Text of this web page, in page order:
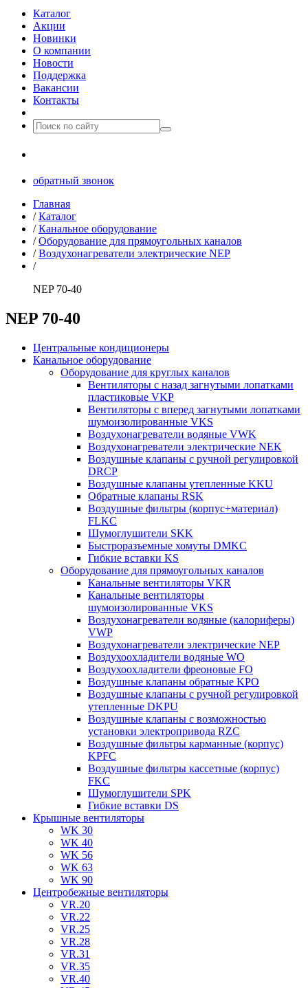
Каталог
Акции
Новинки
О компании
Новости
Поддержка
Вакансии
Контакты
обратный звонок
Главная
/Каталог
/Канальное оборудование
/Оборудование для прямоугольных каналов
/Воздухонагреватели электрические NEP
/
NEP 70-40
NEP 70-40
Центральные кондиционеры
Канальное оборудование
Оборудование для круглых каналов
Вентиляторы с назад загнутыми лопатками
пластиковые VKP
Вентиляторы с вперед загнутыми лопатками
шумоизолированные VKS
Воздухонагреватели водяные VWK
Воздухонагреватели электрические NEK
Воздушные клапаны с ручной регулировкой
DRCP
Воздушные клапаны утепленные KKU
Обратные клапаны RSK
Воздушные фильтры (корпус+материал)
FLKC
Шумоглушители SKK
Быстроразъемные хомуты DMKC
Гибкие вставки KS
Оборудование для прямоугольных каналов
Канальные вентиляторы VKR
Канальные вентиляторы
шумоизолированные VKS
Воздухонагреватели водяные (калориферы)
VWP
Воздухонагреватели электрические NEP
Воздухоохладители водяные WO
Воздухоохладители фреоновые FO
Воздушные клапаны обратные KPO
Воздушные клапаны с ручной регулировкой
утепленные DKPU
Воздушные клапаны с возможностью
установки электропривода RZС
Воздушные фильтры карманные (корпус)
KPFC
Воздушные фильтры кассетные (корпус)
FKC
Шумоглушители SPK
Гибкие вставки DS
Крышные вентиляторы
WK 30
WK 40
WK 56
WK 63
WK 90
Центробежные вентиляторы
VR.20
VR.22
VR.25
VR.28
VR.31
VR.35
VR.40